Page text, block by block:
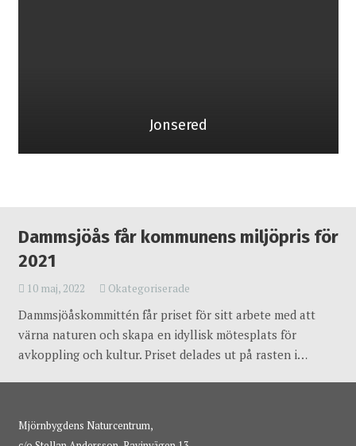
Jonsered
Dammsjöås får kommunens miljöpris för
2021
10 maj, 2022 Okategoriserade
Dammsjöåskommittén får priset för sitt arbete med att
värna naturen och skapa en idyllisk mötesplats för
avkoppling och kultur. Priset delades ut på rasten i…
Mjörnbygdens Naturcentrum,